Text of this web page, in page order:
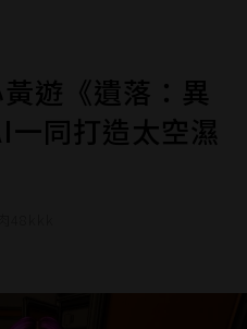
遊《遺落：異
一同打造太空濕